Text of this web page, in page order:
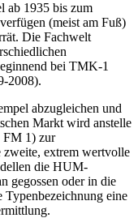
ab 1935 bis zum
(meist am Fuß)
Die Fachwelt
bei TMK-1
2008).
abzugleichen und
Markt wird anstelle
FM 1) zur
zweite, extrem wertvolle
die HUM-
gegossen oder in die
eine